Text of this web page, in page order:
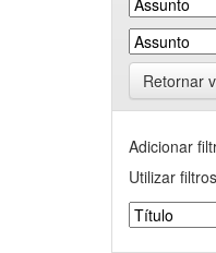
Retornar
Adicionar
Utilizar